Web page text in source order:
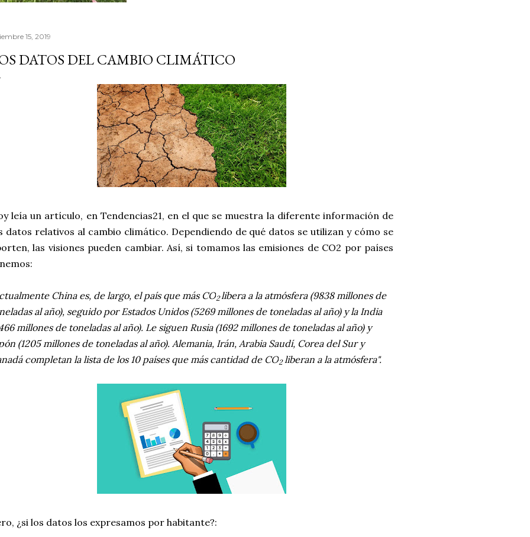
MEJOR CLIENTE. Estas circunstancias nos hacen
reflexionar sobre los valores de honestidad y
confianza. Vivimos en un mundo de mucha oferta y
por este motivo la competencia es enorme y es aquí
dond...
15, 2019
DATOS DEL CAMBIO CLIMÁTICO
leía un artículo, en Tendencias21, en el que se muestra la diferente información de
datos relativos al cambio climático. Dependiendo de qué datos se utilizan y cómo se
las visiones pueden cambiar. Así, si tomamos las emisiones de CO2 por países
China es, de largo, el país que más CO2libera a la atmósfera (9838 millones de
al año), seguido por Estados Unidos (5269 millones de toneladas al año) y la India
millones de toneladas al año). Le siguen Rusia (1692 millones de toneladas al año) y
(1205 millones de toneladas al año). Alemania, Irán, Arabia Saudí, Corea del Sur y
completan la lista de los 10 países que más cantidad de CO2liberan a la atmósfera".
¿si los datos los expresamos por habitante?: